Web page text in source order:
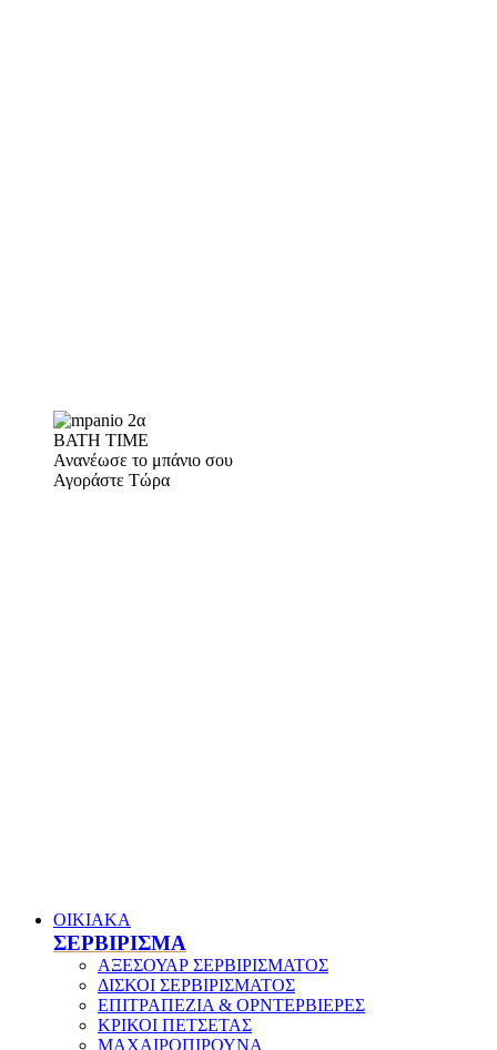
BATH TIME
Ανανέωσε το μπάνιο σου
Αγοράστε Τώρα
ΟΙΚΙΑΚΑ
ΣΕΡΒΙΡΙΣΜΑ
ΑΞΕΣΟΥΑΡ ΣΕΡΒΙΡΙΣΜΑΤΟΣ
ΔΙΣΚΟΙ ΣΕΡΒΙΡΙΣΜΑΤΟΣ
ΕΠΙΤΡΑΠΕΖΙΑ & ΟΡΝΤΕΡΒΙΕΡΕΣ
ΚΡΙΚΟΙ ΠΕΤΣΕΤΑΣ
ΜΑΧΑΙΡΟΠΙΡΟΥΝΑ